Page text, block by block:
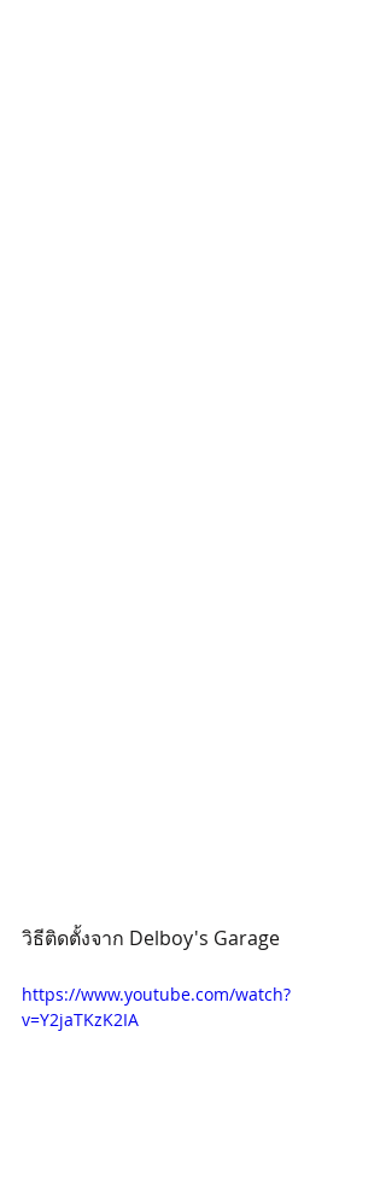
วิธีติดตั้งจาก Delboy's Garage
https://www.youtube.com/watch?
v=Y2jaTKzK2IA